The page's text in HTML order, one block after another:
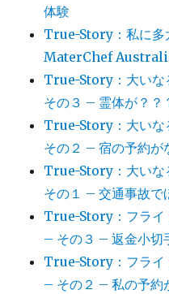
体験
True-Story：私に多
MaterChef
True-Story：大いな
その３ – 霊体が？？
True-Story：大いな
その２ – 宿の予約が
True-Story：大いな
その１ – 交通事故で
True-Story：フライ
– その３ – 返金小切
True-Story：フライ
– その２ – 私の予約